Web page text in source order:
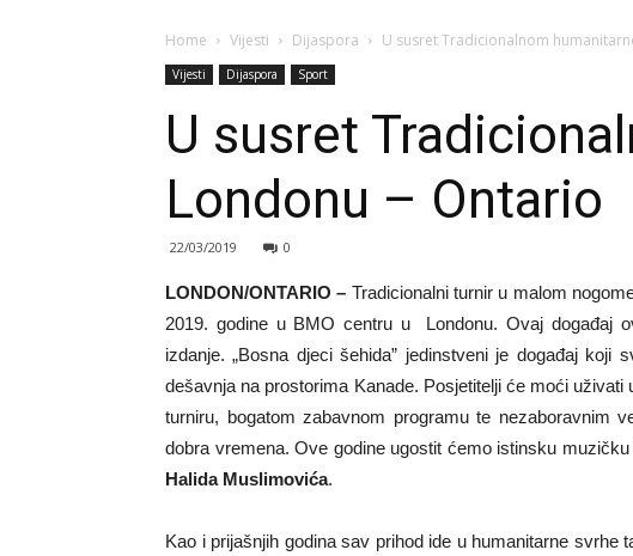
Home Vijesti Dijaspora U susret Tradicionalnom
Vijesti Dijaspora Sport
U susret
Londonu – Ontario
22/03/2019 0
LONDON/ONTARIO – Tradicionalni turnir u malom
2019. godine u BMO centru u Londonu. Ovaj događaj
izdanje. „Bosna djeci šehida” jedinstveni je događaj koji
dešavnja na prostorima Kanade. Posjetitelji će moći
turniru, bogatom zabavnom programu te nezaboravnim
dobra vremena. Ove godine ugostit ćemo istinsku
Halida Muslimovića.
Kao i prijašnjih godina sav prihod ide u humanitarne